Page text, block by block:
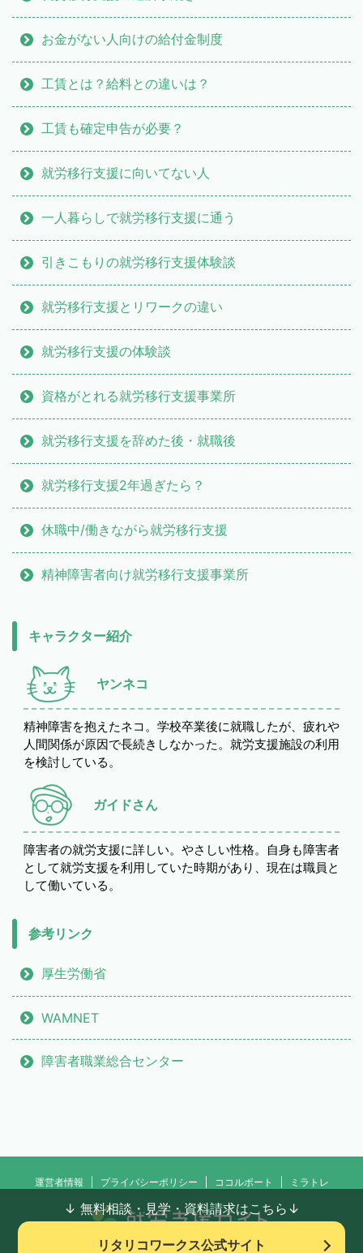
↓ 無料相談・見学・資料請求はこちら↓
リタリコワークス公式サイト
お金がない人向けの給付金制度
工賃とは？給料との違いは？
工賃も確定申告が必要？
就労移行支援に向いてない人
一人暮らしで就労移行支援に通う
引きこもりの就労移行支援体験談
就労移行支援とリワークの違い
就労移行支援の体験談
資格がとれる就労移行支援事業所
就労移行支援を辞めた後・就職後
就労移行支援2年過ぎたら？
休職中/働きながら就労移行支援
精神障害者向け就労移行支援事業所
キャラクター紹介
ヤンネコ
精神障害を抱えたネコ。学校卒業後に就職したが、疲れや
人間関係が原因で長続きしなかった。就労支援施設の利用
を検討している。
ガイドさん
障害者の就労支援に詳しい。やさしい性格。自身も障害者
として就労支援を利用していた時期があり、現在は職員と
して働いている。
参考リンク
厚生労働省
WAMNET
障害者職業総合センター
運営者情報 プライバシーポリシー ココルポート ミラトレ